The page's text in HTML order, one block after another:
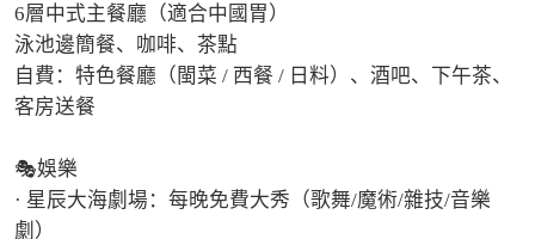
6層中式主餐廳（適合中國胃）
泳池邊簡餐、咖啡、茶點
自費：特色餐廳（閩菜 / 西餐 / 日料）、酒吧、下午茶、
客房送餐
🎭娛樂
· 星辰大海劇場：每晚免費大秀（歌舞/魔術/雜技/音樂
劇）